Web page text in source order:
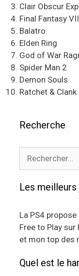
Clair Obscur
Final Fantasy
Balatro
Elden Ring
God of War
Spider Man 2
Demon Souls
Ratchet & Clank
Recherche
Les
La PS4
Free to Play sur
et mon top des
Quel est le